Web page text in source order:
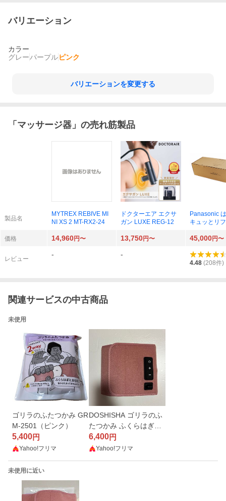
バリエーション
カラー
グレーパープルピンク
バリエーションを変更する
「 マッサージ器 」の売れ筋製品
製品名
MYTREX REBIVE MI
NI XS 2 MT-RX2-24
ドクターエア エクサ
ガン LUXE REG-12
Panasonic
キュッとリ
ー）
価格 14,960円〜 13,750円〜 45,000円〜
レビュー
- -
4.48 (208件)
関連サービスの中古商品
未使用
ゴリラのふたつかみ GR
M-2501（ピンク）
5,400円
Yahoo!フリマ
DOSHISHA ゴリラのふ
たつかみ ふくらはぎ太
ももケア マッサージ器
ピンク
6,400円
Yahoo!フリマ
未使用に近い